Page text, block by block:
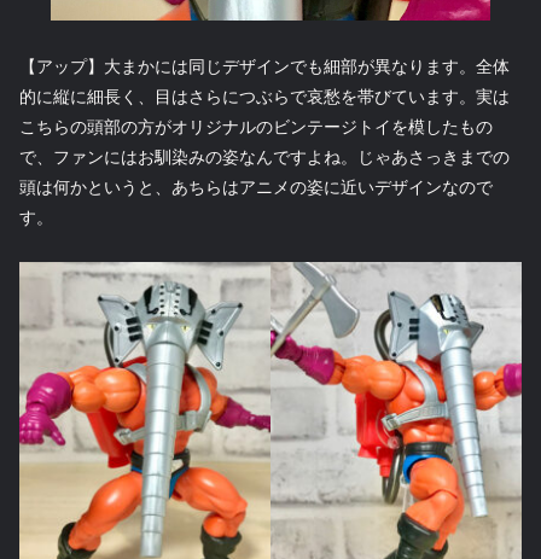
【アップ】大まかには同じデザインでも細部が異なります。全体
的に縦に細長く、目はさらにつぶらで哀愁を帯びています。実は
こちらの頭部の方がオリジナルのビンテージトイを模したもの
で、ファンにはお馴染みの姿なんですよね。じゃあさっきまでの
頭は何かというと、あちらはアニメの姿に近いデザインなので
す。